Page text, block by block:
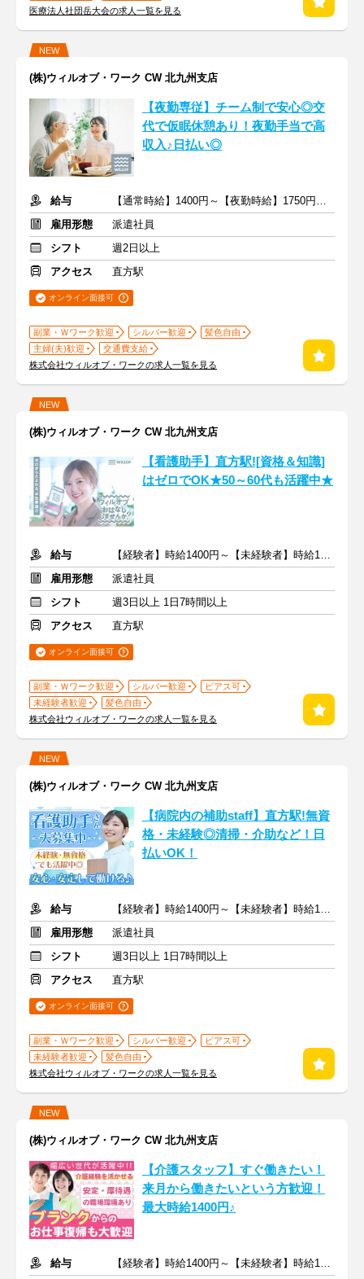
医療法人社団岳大会の求人一覧を見る
NEW
(株)ウィルオブ・ワーク CW 北九州支店
【夜勤専従】チーム制で安心◎交
代で仮眠休憩あり！夜勤手当で高
収入♪日払い◎
給与
【通常時給】1400円～【夜勤時給】1750円～ ＋交通費
雇用形態
派遣社員
シフト
週2日以上
アクセス
直方駅
オンライン面接可
副業・Ｗワーク歓迎 シルバー歓迎
髪色自由
主婦(夫)歓迎
交通費支給
株式会社ウィルオブ・ワークの求人一覧を見る
NEW
(株)ウィルオブ・ワーク CW 北九州支店
【看護助手】直方駅![資格＆知識]
はゼロでOK★50～60代も活躍中★
給与
【経験者】時給1400円～【未経験者】時給1350円～ ＋交通費
雇用形態
派遣社員
シフト
週3日以上 1日7時間以上
アクセス
直方駅
オンライン面接可
副業・Ｗワーク歓迎 シルバー歓迎
ピアス可
未経験者歓迎
髪色自由
株式会社ウィルオブ・ワークの求人一覧を見る
NEW
(株)ウィルオブ・ワーク CW 北九州支店
【病院内の補助staff】直方駅!無資
格・未経験◎清掃・介助など！日
払いOK！
給与
【経験者】時給1400円～【未経験者】時給1350円～ ＋交通費
雇用形態
派遣社員
シフト
週3日以上 1日7時間以上
アクセス
直方駅
オンライン面接可
副業・Ｗワーク歓迎 シルバー歓迎
ピアス可
未経験者歓迎
髪色自由
株式会社ウィルオブ・ワークの求人一覧を見る
NEW
(株)ウィルオブ・ワーク CW 北九州支店
【介護スタッフ】すぐ働きたい！
来月から働きたいという方歓迎！
最大時給1400円♪
給与
【経験者】時給1400円～【未経験者】時給1300円～ ＋交通費